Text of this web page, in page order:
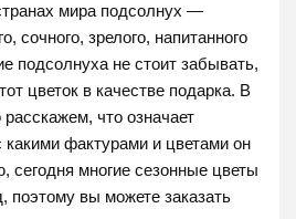
мира подсолнух —
сочного, зрелого, напитанного
подсолнуха не стоит забывать,
цветок в качестве подарка. В
что означает
какими фактурами и цветами он
сегодня многие сезонные цветы
поэтому вы можете заказать